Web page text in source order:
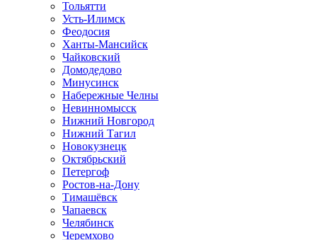
Тольятти
Усть-Илимск
Феодосия
Ханты-Мансийск
Чайковский
Домодедово
Минусинск
Набережные Челны
Невинномысск
Нижний Новгород
Нижний Тагил
Новокузнецк
Октябрьский
Петергоф
Ростов-на-Дону
Тимашёвск
Чапаевск
Челябинск
Черемхово